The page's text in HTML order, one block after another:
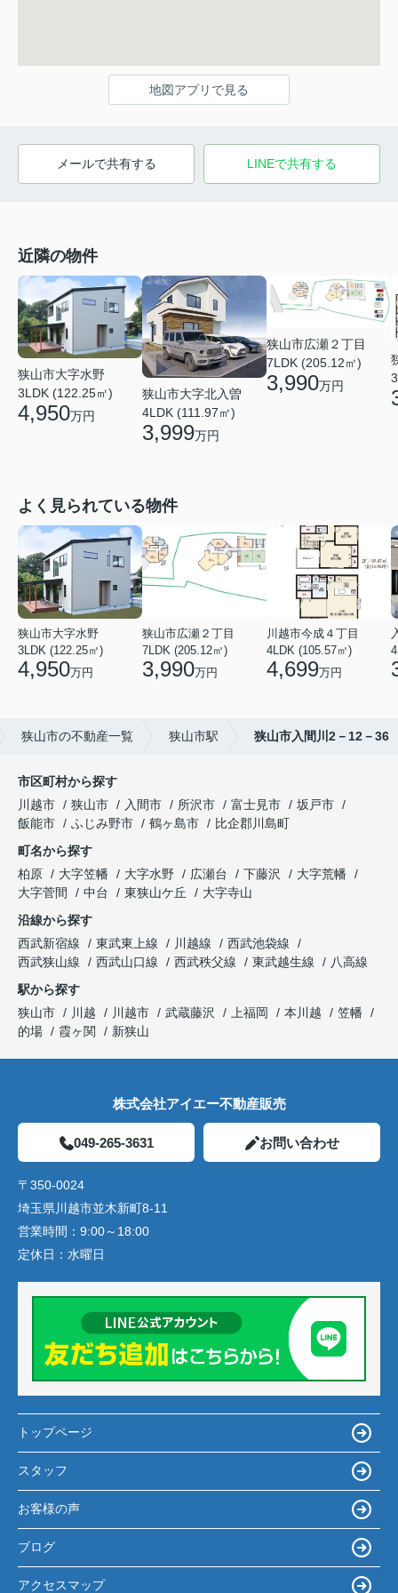
地図アプリで見る
メールで共有する LINEで共有する
近隣の物件
狭山市大字水野
3LDK (122.25㎡)
4,950万円
狭山市大字北入曽
4LDK (111.97㎡)
3,999万円
狭山市広瀬２丁目
7LDK (205.12㎡)
3,990万円
よく見られている物件
狭山市大字水野
3LDK (122.25㎡)
4,950万円
狭山市広瀬２丁目
7LDK (205.12㎡)
3,990万円
川越市今成４丁目
4LDK (105.57㎡)
4,699万円
狭山市の不動産一覧 狭山市駅 狭山市入間川2－12－36
市区町村から探す
川越市
狭山市 入間市 所沢市 富士見市
坂戸市
飯能市
ふじみ野市 鶴ヶ島市
比企郡川島町
町名から探す
柏原
大字笠幡 大字水野 広瀬台 下藤沢
大字荒幡
大字菅間
中台 東狭山ケ丘
大字寺山
沿線から探す
西武新宿線
東武東上線 川越線
西武池袋線
西武狭山線
西武山口線 西武秩父線 東武越生線
八高線
駅から探す
狭山市
川越 川越市 武蔵藤沢 上福岡 本川越
笠幡
的場
霞ヶ関 新狭山
株式会社アイエー不動産販売
049-265-3631 お問い合わせ
〒350-0024
埼玉県川越市並木新町8-11
営業時間： 9:00～18:00
定休日： 水曜日
トップページ
スタッフ
お客様の声
ブログ
アクセスマップ